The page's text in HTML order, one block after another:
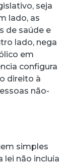
seja
lado, as
de saúde e
lado, nega
em
configura
direito à
não-
simples
lei não incluía